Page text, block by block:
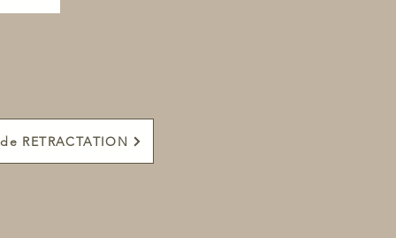
RETRACTATION